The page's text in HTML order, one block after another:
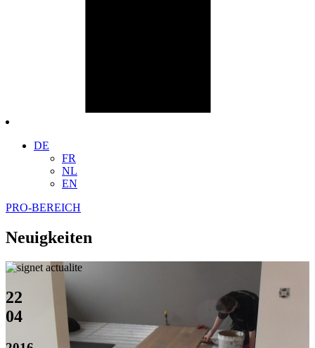
DE
FR
NL
EN
PRO-BEREICH
Neuigkeiten
22
04